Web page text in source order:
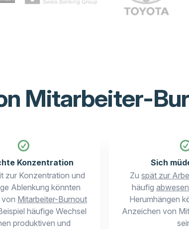
Mitarbeiter-
Konzentration
zur Konzentration und
Ablenkung könnten
Mitarbeiter-Burnout
häufige Wechsel
produktiven und
Sich
Zuspät zur
häufig
Herumhängen
Anzeichen von